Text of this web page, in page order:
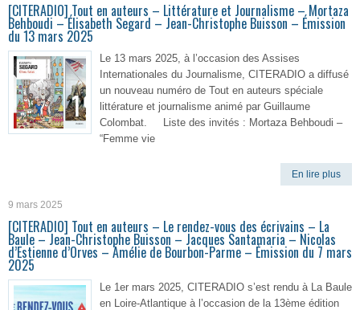
[CITERADIO] Tout en auteurs – Littérature et Journalisme – Mortaza
Behboudi – Élisabeth Segard – Jean-Christophe Buisson – Émission
du 13 mars 2025
Le 13 mars 2025, à l’occasion des Assises
Internationales du Journalisme, CITERADIO a diffusé
un nouveau numéro de Tout en auteurs spéciale
littérature et journalisme animé par Guillaume
Colombat. Liste des invités : Mortaza Behboudi –
“Femme vie
En lire plus
9 mars 2025
[CITERADIO] Tout en auteurs – Le rendez-vous des écrivains – La
Baule – Jean-Christophe Buisson – Jacques Santamaria – Nicolas
d’Estienne d’Orves – Amélie de Bourbon-Parme – Émission du 7 mars
2025
Le 1er mars 2025, CITERADIO s’est rendu à La Baule
en Loire-Atlantique à l’occasion de la 13ème édition